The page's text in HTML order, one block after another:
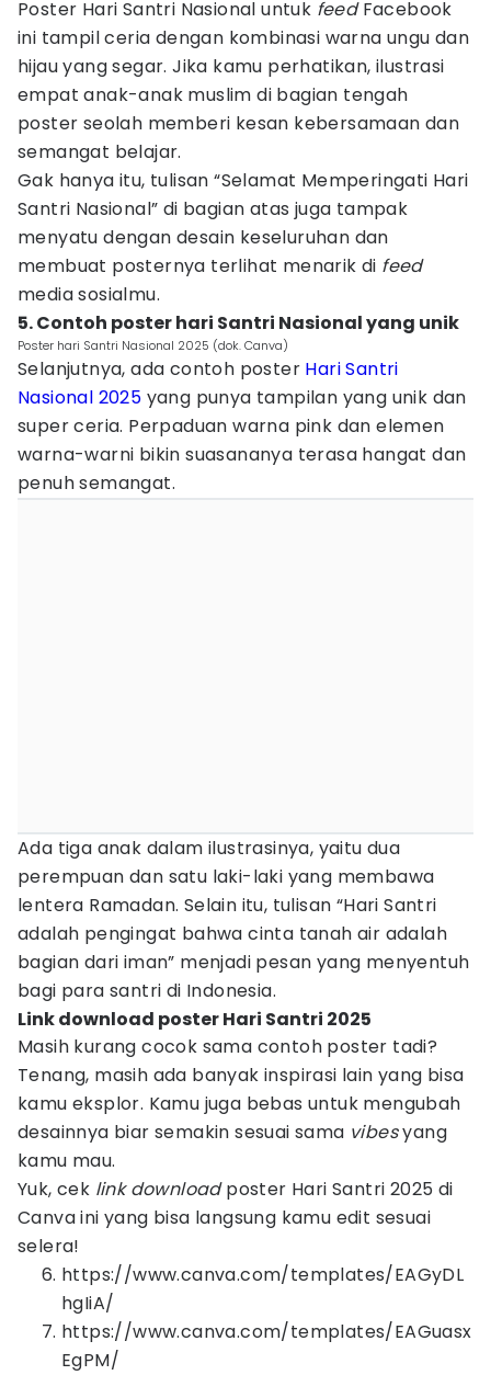
Poster Hari Santri Nasional untuk feedFacebook
ini tampil ceria dengan kombinasi warna ungu dan
hijau yang segar. Jika kamu perhatikan, ilustrasi
empat anak-anak muslim di bagian tengah
poster seolah memberi kesan kebersamaan dan
semangat belajar.
Gak hanya itu, tulisan “Selamat Memperingati Hari
Santri Nasional” di bagian atas juga tampak
menyatu dengan desain keseluruhan dan
membuat posternya terlihat menarik di feed
media sosialmu.
5. Contoh poster hari Santri Nasional yang unik
Poster hari Santri Nasional 2025 (dok. Canva)
Selanjutnya, ada contoh poster Hari Santri
Nasional 2025 yang punya tampilan yang unik dan
super ceria. Perpaduan warna pink dan elemen
warna-warni bikin suasananya terasa hangat dan
penuh semangat.
Ada tiga anak dalam ilustrasinya, yaitu dua
perempuan dan satu laki-laki yang membawa
lentera Ramadan. Selain itu, tulisan “Hari Santri
adalah pengingat bahwa cinta tanah air adalah
bagian dari iman” menjadi pesan yang menyentuh
bagi para santri di Indonesia.
Link download poster Hari Santri 2025
Masih kurang cocok sama contoh poster tadi?
Tenang, masih ada banyak inspirasi lain yang bisa
kamu eksplor. Kamu juga bebas untuk mengubah
desainnya biar semakin sesuai sama vibesyang
kamu mau.
Yuk, cek link downloadposter Hari Santri 2025 di
Canva ini yang bisa langsung kamu edit sesuai
selera!
https://www.canva.com/templates/EAGyDL
hgIiA/
https://www.canva.com/templates/EAGuasx
EgPM/